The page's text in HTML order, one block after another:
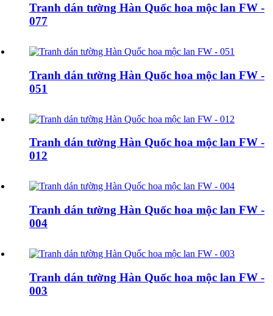
Tranh dán tường Hàn Quốc hoa mộc lan FW -
077
Tranh dán tường Hàn Quốc hoa mộc lan FW -
051
Tranh dán tường Hàn Quốc hoa mộc lan FW -
012
Tranh dán tường Hàn Quốc hoa mộc lan FW -
004
Tranh dán tường Hàn Quốc hoa mộc lan FW -
003